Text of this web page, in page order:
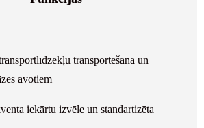
transportēšana un
avotiem
iekārtu izvēle un standartizēta